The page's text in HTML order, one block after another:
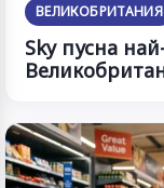
ВЕЛИКОБРИТАНИЯ
Sky пусна